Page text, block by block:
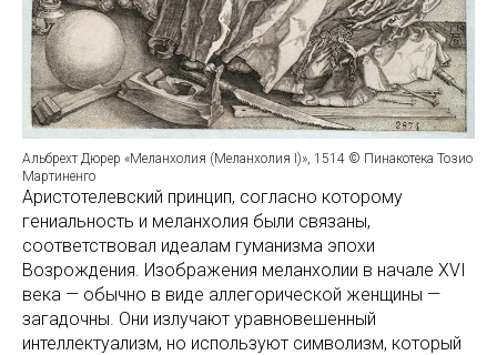
Альбрехт Дюрер «Меланхолия (Меланхолия I)», 1514 © Пинакотека Тозио
Мартиненго
Аристотелевский принцип, согласно которому
гениальность и меланхолия были связаны,
соответствовал идеалам гуманизма эпохи
Возрождения. Изображения меланхолии в начале XVI
века — обычно в виде аллегорической женщины —
загадочны. Они излучают уравновешенный
интеллектуализм, но используют символизм, который